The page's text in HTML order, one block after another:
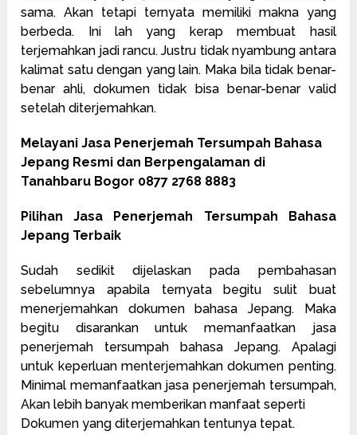
sama. Akan tetapi ternyata memiliki makna yang
berbeda. Ini lah yang kerap membuat hasil
terjemahkan jadi rancu. Justru tidak nyambung antara
kalimat satu dengan yang lain. Maka bila tidak benar-
benar ahli, dokumen tidak bisa benar-benar valid
setelah diterjemahkan.
Melayani Jasa Penerjemah Tersumpah Bahasa
Jepang Resmi dan Berpengalaman di
Tanahbaru Bogor 0877 2768 8883
Pilihan Jasa Penerjemah Tersumpah Bahasa
Jepang Terbaik
Sudah sedikit dijelaskan pada pembahasan
sebelumnya apabila ternyata begitu sulit buat
menerjemahkan dokumen bahasa Jepang. Maka
begitu disarankan untuk memanfaatkan jasa
penerjemah tersumpah bahasa Jepang. Apalagi
untuk keperluan menterjemahkan dokumen penting.
Minimal memanfaatkan jasa penerjemah tersumpah,
Akan lebih banyak memberikan manfaat seperti
Dokumen yang diterjemahkan tentunya tepat.